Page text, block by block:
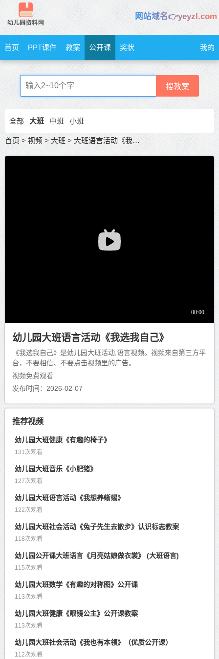
网站域名👉yeyzl.com
首页 PPT课件 教案 公开课 奖状 我的
搜教案
全部 大班 中班 小班
首页 > 视频 > 大班 > 大班语言活动《我选我自己》
幼儿园大班语言活动《我选我自己》
《我选我自己》是幼儿园大班活动,语言视频。视频来自第三方平
台，不要相信、不要点击视频里的广告。
视频免费观看
发布时间：2026-02-07
推荐视频
幼儿园大班健康《有趣的椅子》
131次观看
幼儿园大班音乐《小肥猪》
127次观看
幼儿园大班语言活动《我想养蜥蜴》
122次观看
幼儿园大班社会活动《兔子先生去散步》认识标志教案
118次观看
幼儿园公开课大班语言《月亮姑娘做衣裳》 (大班语言)
115次观看
幼儿园大班数学《有趣的对称图》公开课
113次观看
幼儿园大班健康《眼镜公主》公开课教案
113次观看
幼儿园大班社会活动《我也有本领》（优质公开课）
112次观看